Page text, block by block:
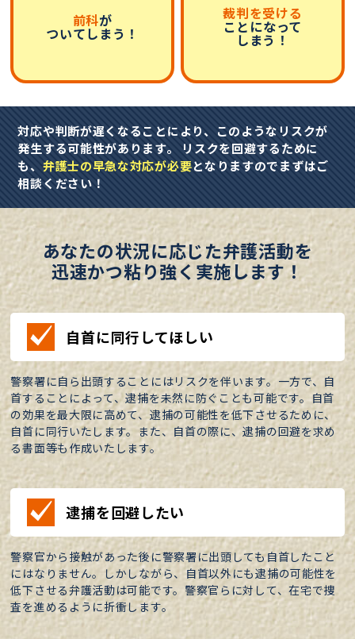
前科が
ついてしまう！
裁判を受ける
ことになって
しまう！
対応や判断が遅くなることにより、このようなリスクが
発生する可能性があります。 リスクを回避するために
も、 弁護士の早急な対応が必要となりますのでまずはご
相談ください！
あなたの状況に応じた弁護活動を
迅速かつ粘り強く実施します！
自首に同行してほしい
警察署に自ら出頭することにはリスクを伴います。一方で、自
首することによって、逮捕を未然に防ぐことも可能です。自首
の効果を最大限に高めて、逮捕の可能性を低下させるために、
自首に同行いたします。また、自首の際に、逮捕の回避を求め
る書面等も作成いたします。
逮捕を回避したい
警察官から接触があった後に警察署に出頭しても自首したこと
にはなりません。しかしながら、自首以外にも逮捕の可能性を
低下させる弁護活動は可能です。警察官らに対して、在宅で捜
査を進めるように折衝します。